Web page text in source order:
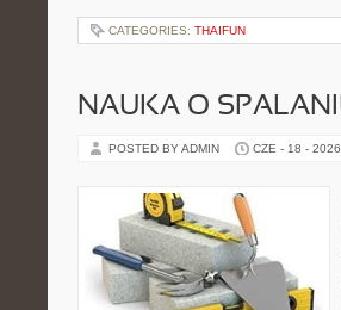
CATEGORIES: THAIFUN
NAUKA O
POSTED BY ADMIN CZE - 18 - 2026